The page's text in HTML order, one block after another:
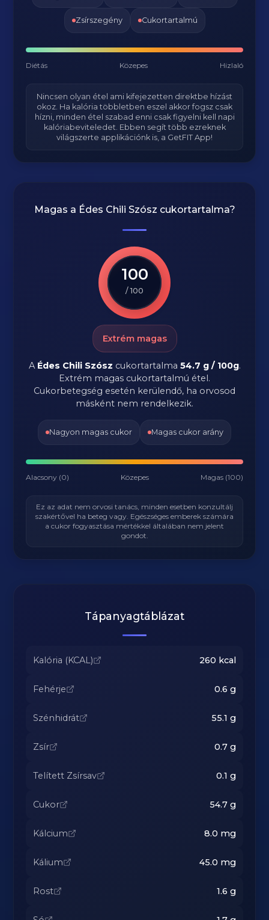
Zsírszegény Cukortartalmú
Diétás Közepes Hizlaló
Nincsen olyan étel ami kifejezetten direktbe hízást
okoz. Ha kalória többletben eszel akkor fogsz csak
hízni, minden étel szabad enni csak figyelni kell napi
kalóriabeviteledet. Ebben segít több ezreknek
világszerte applikációnk is, a GetFIT App!
Magas a Édes Chili Szósz cukortartalma?
100
/ 100
Extrém magas
A Édes Chili Szósz cukortartalma 54.7 g / 100g.
Extrém magas cukortartalmú étel.
Cukorbetegség esetén kerülendő, ha orvosod
másként nem rendelkezik.
Nagyon magas cukor Magas cukor arány
Alacsony (0) Közepes Magas (100)
Ez az adat nem orvosi tanács, minden esetben konzultálj
szakértővel ha beteg vagy. Egészséges emberek számára
a cukor fogyasztása mértékkel általában nem jelent
gondot.
Tápanyagtáblázat
Kalória (KCAL) 260 kcal
Fehérje 0.6 g
Szénhidrát 55.1 g
Zsír 0.7g
Telített Zsírsav 0.1 g
Cukor 54.7g
Kálcium 8.0 mg
Kálium 45.0 mg
Rost 1.6 g